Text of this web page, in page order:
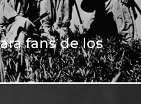
fans de los